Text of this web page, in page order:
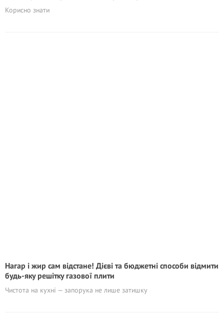
Корисно знати
Нагар і жир сам відстане! Дієві та бюджетні способи відмити
будь-яку решітку газової плити
Чистота на кухні — запорука не лише затишку